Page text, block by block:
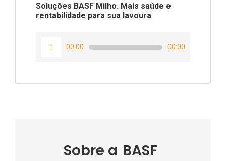
Soluções BASF Milho. Mais saúde e
rentabilidade para sua lavoura
Tocador00:00 00:00
Sobre a BASF